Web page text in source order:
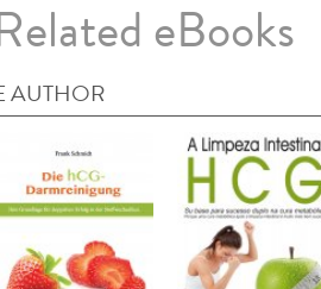
eBooks
AUTHOR